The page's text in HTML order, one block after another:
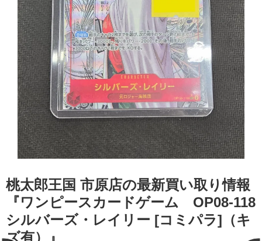
桃太郎王国 市原店の最新買い取り情報
『ワンピースカードゲーム OP08-118
シルバーズ・レイリー [コミパラ]（キ
ズ有）』